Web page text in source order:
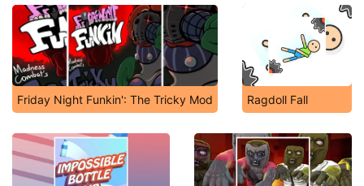
Friday Night Funkin': The Tricky Mod Ragdoll Fall